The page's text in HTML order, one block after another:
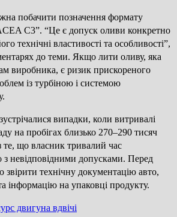
побачити позначення формату
C3”. “Це є допуск оливи конкретно
технічні властивості та особливості”,
до теми. Якщо лити оливу, яка
виробника, є ризик прискореного
із турбіною і системою
випадки, коли витривалі
на пробігах близько 270–290 тисяч
те, що власник тривалий час
з невідповідними допусками. Перед
звірити технічну документацію авто,
інформацію на упаковці продукту.